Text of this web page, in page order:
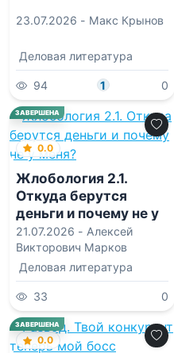
23.07.2026 - Макс Крынов
Деловая литература
94 1 0
ЗАВЕРШЕНА
0.0
Жлобология 2.1.
Откуда берутся
деньги и почему не у
меня?
21.07.2026 - Алексей
Викторович Марков
Деловая литература
33 0
ЗАВЕРШЕНА
0.0